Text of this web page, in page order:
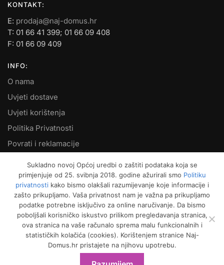
KONTAKT:
E: prodaja@naj-domus.hr
T: 01 66 41 399; 01 66 09 408
F: 01 66 09 409
INFO:
O nama
Uvjeti dostave
Uvjeti korištenja
Politika Privatnosti
Povrati i reklamacije
MOJ RAČUN:
Moje narudžbe
Kako naručiti
Način plaćanja
Garancija kvalitete
Sukladno novoj Općoj uredbi o zaštiti podataka koja se
primjenjuje od 25. svibnja 2018. godine ažurirali smo Politiku
privatnostikako bismo olakšali razumijevanje koje informacije i
zašto prikupljamo. Vaša privatnost nam je važna pa prikupljamo
podatke potrebne isključivo za online naručivanje. Da bismo
poboljšali korisničko iskustvo prilikom pregledavanja stranica,
ova stranica na vaše računalo sprema malu funkcionalnih i
statističkih kolačića (cookies). Korištenjem stranice Naj-
Domus.hr pristajete na njihovu upotrebu.